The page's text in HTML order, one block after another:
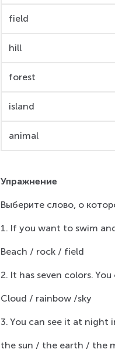
field
hill
forest
island
animal
Упражнение
Выберите слово, о
1. If you want to swim
Beach / rock / field
2. It has seven colors.
Cloud / rainbow /sky
3. You can see it at night
the sun / the earth / the